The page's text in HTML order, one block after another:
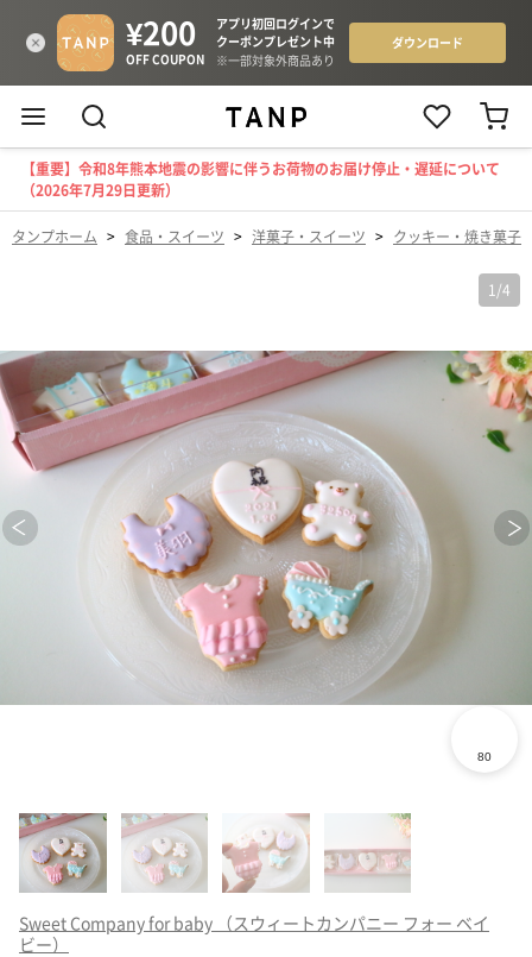
【重要】令和8年熊本地震の影響に伴うお荷物のお届け停止・遅延について
（2026年7月29日更新）
タンプホーム > 食品・スイーツ > 洋菓子・スイーツ > クッキー・焼き菓子
1 /4
Sweet Company for baby （スウィートカンパニー フォー ベイ
ビー）